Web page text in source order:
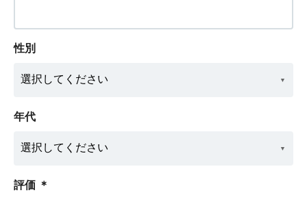
性別
年代
評価 ＊